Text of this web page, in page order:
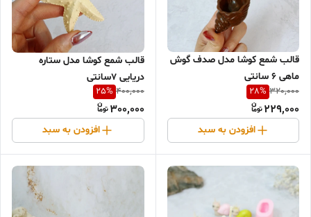
قالب شمع کوشا مدل صدف گوش
ماهی 6 سانتی
320,000
28%
229,000
افزودن به سبد
قالب شمع کوشا مدل ستاره
دریایی 7سانتی
400,000
25%
300,000
افزودن به سبد